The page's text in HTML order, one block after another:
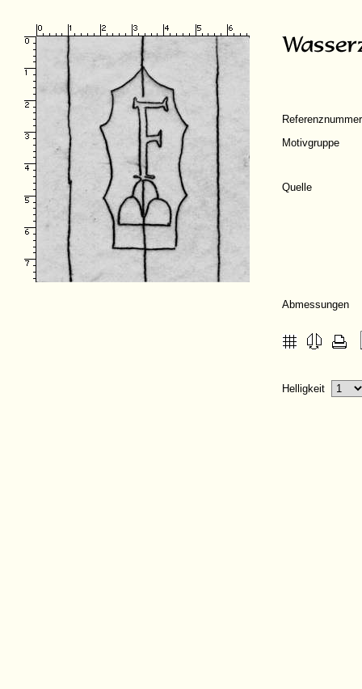
Referenznummer
Motivgruppe
Quelle
Abmessungen
Helligkeit